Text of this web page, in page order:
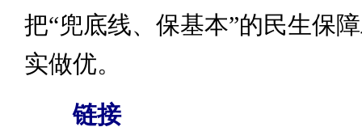
把“兜底线、保基本”的民生保
实做优。
链接